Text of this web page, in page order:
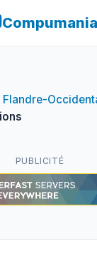
Compumania
Flandre-
PUBLICITÉ